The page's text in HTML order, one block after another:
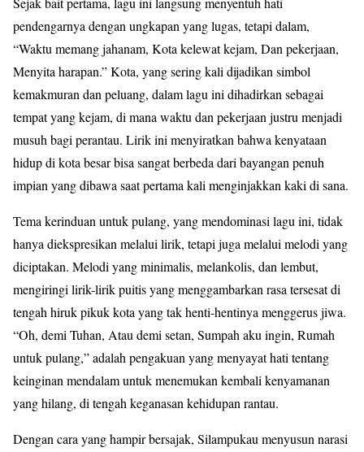
pendengarnya dengan ungkapan yang lugas, tetapi dalam,
“Waktu memang jahanam, Kota kelewat kejam, Dan pekerjaan,
Menyita harapan.” Kota, yang sering kali dijadikan simbol
kemakmuran dan peluang, dalam lagu ini dihadirkan sebagai
tempat yang kejam, di mana waktu dan pekerjaan justru menjadi
musuh bagi perantau. Lirik ini menyiratkan bahwa kenyataan
hidup di kota besar bisa sangat berbeda dari bayangan penuh
impian yang dibawa saat pertama kali menginjakkan kaki di sana.
Tema kerinduan untuk pulang, yang mendominasi lagu ini, tidak
hanya diekspresikan melalui lirik, tetapi juga melalui melodi yang
diciptakan. Melodi yang minimalis, melankolis, dan lembut,
mengiringi lirik-lirik puitis yang menggambarkan rasa tersesat di
tengah hiruk pikuk kota yang tak henti-hentinya menggerus jiwa.
“Oh, demi Tuhan, Atau demi setan, Sumpah aku ingin, Rumah
untuk pulang,” adalah pengakuan yang menyayat hati tentang
keinginan mendalam untuk menemukan kembali kenyamanan
yang hilang, di tengah keganasan kehidupan rantau.
Dengan cara yang hampir bersajak, Silampukau menyusun narasi